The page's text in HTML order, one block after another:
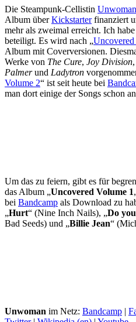
Die Steampunk-Cellistin Unwoman
Album überKickstarterfinanziert
mehr als zweimal erreicht. Ich
beteiligt. Es wird nach „Uncovered
Album mit Coverversionen.
Werke von The Cure, Joy Division,
Palmerund Ladytron
Volume 2“ ist seit heute bei
man dort einige der Songs schon
Um das zu feiern, gibt es für
das Album „Uncovered Volume 1
bei Bandcamp als Download zu
„Hurt“ (Nine Inch Nails), „Do
Bad Seeds) und „Billie Jean“
Unwoman im Netz: Bandcamp |